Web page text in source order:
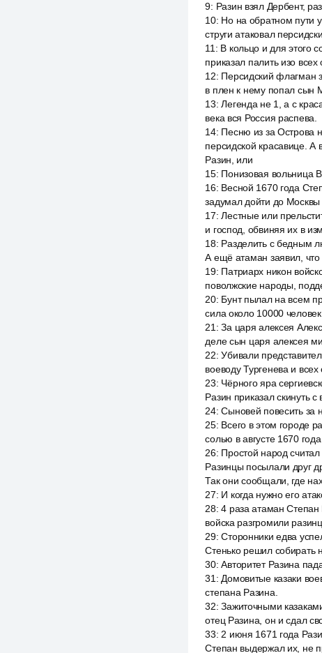
9: Разин взял Дербент,
10: Но на обратном пути
струги атаковал
11 : В кольцо и для этого
приказал палить изо
12: Персидский флагман
в плен к нему попал сын
13:Легенда не 1, а с
века вся Россия распева.
14: Песню из за Острова
персидской красавице. А
Разин, или
15: Понизовая вольница
16: Весной 1670 года
задумал дойти до Москвы
17:Лестные или
и господ, обвиняя их в
18: Разделить с бедным
А ещё атаман заявил, что
19: Патриарх никон
поволжские народы,
20: Бунт пылал на всем
сила около 10000 человек.
21 :За царя алексея
деле сын царя алексея
22:Убивали
воеводу Тургенева и
23: Чёрного яра
Разин приказал скинуть
24:Сыновей повесить за
25: Всего в этом городе
солью в августе 1670
26: Простой народ
Разинцы посылали друг
Так они сообщали, где
27: И когда нужно его
28:4 раза атаман Степан
войска разгромили
29:Сторонники едва
Стенько решил собирать
30:Авторитет Разина
31 : Домовитые казаки
степана Разина.
32:Зажиточными
отец Разина, он и сдал
33: 2 июня 1671 года
Степан выдержал их, не